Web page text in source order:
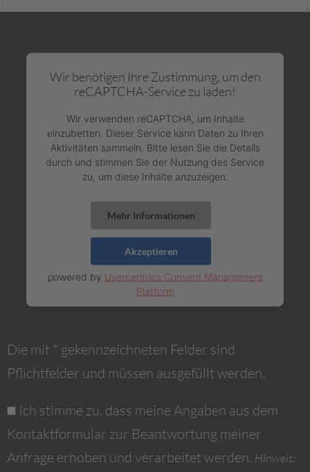
Wir benötigen Ihre Zustimmung, um den
reCAPTCHA-Service zu laden!
Wir verwenden reCAPTCHA, um Inhalte
einzubetten. Dieser Service kann Daten zu Ihren
Aktivitäten sammeln. Bitte lesen Sie die Details
durch und stimmen Sie der Nutzung des Service
zu, um diese Inhalte anzuzeigen.
Mehr Informationen
Akzeptieren
powered by Usercentrics Consent Management
Platform
Die mit * gekennzeichneten Felder sind
Pflichtfelder und müssen ausgefüllt werden.
Ich stimme zu, dass meine Angaben aus dem
Kontaktformular zur Beantwortung meiner
Anfrage erhoben und verarbeitet werden. Hinweis: